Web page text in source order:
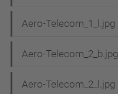
Aero-Telecom_1_l.jpg
Aero-Telecom_2_b.jpg
Aero-Telecom_2_l.jpg